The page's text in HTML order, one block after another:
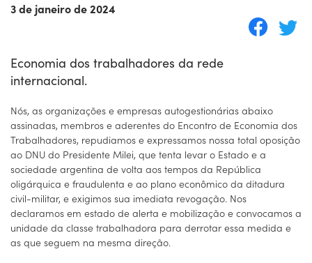
3 de janeiro de 2024
Economia dos trabalhadores da rede
internacional.
Nós, as organizações e empresas autogestionárias abaixo
assinadas, membros e aderentes do Encontro de Economia dos
Trabalhadores, repudiamos e expressamos nossa total oposição
ao DNU do Presidente Milei, que tenta levar o Estado e a
sociedade argentina de volta aos tempos da República
oligárquica e fraudulenta e ao plano econômico da ditadura
civil-militar, e exigimos sua imediata revogação. Nos
declaramos em estado de alerta e mobilização e convocamos a
unidade da classe trabalhadora para derrotar essa medida e
as que seguem na mesma direção.